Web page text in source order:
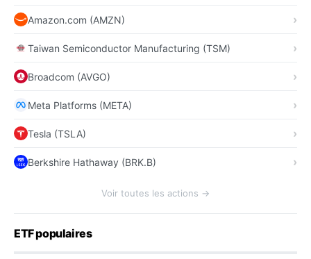
Amazon.com (AMZN)
Taiwan Semiconductor Manufacturing (TSM)
Broadcom (AVGO)
Meta Platforms (META)
Tesla (TSLA)
Berkshire Hathaway (BRK.B)
Voir toutes les actions →
ETF populaires